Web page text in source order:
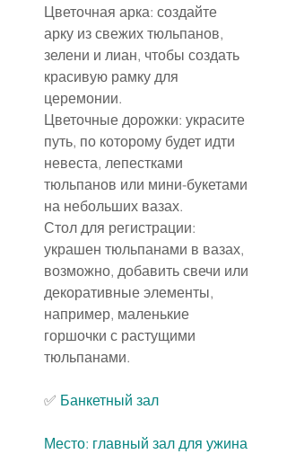
Цветочная арка: создайте
арку из свежих тюльпанов,
зелени и лиан, чтобы создать
красивую рамку для
церемонии.
Цветочные дорожки: украсите
путь, по которому будет идти
невеста, лепестками
тюльпанов или мини-букетами
на небольших вазах.
Стол для регистрации:
украшен тюльпанами в вазах,
возможно, добавить свечи или
декоративные элементы,
например, маленькие
горшочки с растущими
тюльпанами.
✅ Банкетный зал
Место: главный зал для ужина